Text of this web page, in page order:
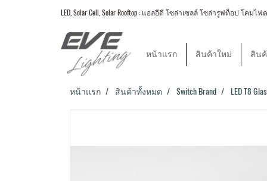
LED, Solar Cell, Solar Rooftop : แอลอีดี โซล่าเซลล์ โซล่ารูฟท็อป โค
หน้าแรก สินค้าใหม่ สิน
หน้าแรก สินค้าทั้งหมด Switch Brand LED T8